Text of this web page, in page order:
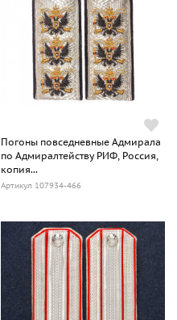
Погоны повседневные Адмирала
по Адмиралтейству РИФ, Россия,
копия...
Артикул 107934-466